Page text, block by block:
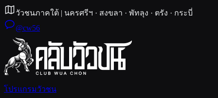
วัวชนภาคใต้ | นครศรีฯ · สงขลา · พัทลุง · ตรัง · กระบี่
@cw56
โปรแกรมวัวชน